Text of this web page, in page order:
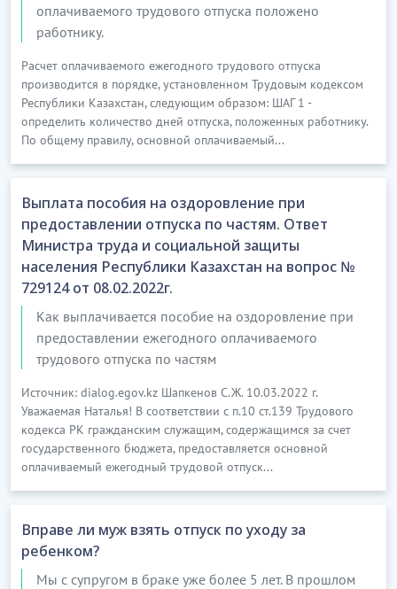
оплачиваемого трудового отпуска положено
работнику.
Расчет оплачиваемого ежегодного трудового отпуска
производится в порядке, установленном Трудовым кодексом
Республики Казахстан, следующим образом: ШАГ 1 -
определить количество дней отпуска, положенных работнику.
По общему правилу, основной оплачиваемый...
Выплата пособия на оздоровление при
предоставлении отпуска по частям. Ответ
Министра труда и социальной защиты
населения Республики Казахстан на вопрос №
729124 от 08.02.2022г.
Как выплачивается пособие на оздоровление при
предоставлении ежегодного оплачиваемого
трудового отпуска по частям
Источник: dialog.egov.kz Шапкенов С.Ж. 10.03.2022 г.
Уважаемая Наталья! В соответствии с п.10 ст.139 Трудового
кодекса РК гражданским служащим, содержащимся за счет
государственного бюджета, предоставляется основной
оплачиваемый ежегодный трудовой отпуск...
Вправе ли муж взять отпуск по уходу за
ребенком?
Мы с супругом в браке уже более 5 лет. В прошлом